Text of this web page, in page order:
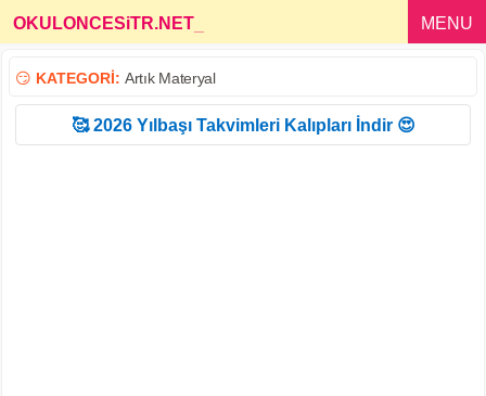
OKULONCESiTR.NET MENU
😏 KATEGORİ: Artık Materyal
🥰 2026 Yılbaşı Takvimleri Kalıpları İndir 😍